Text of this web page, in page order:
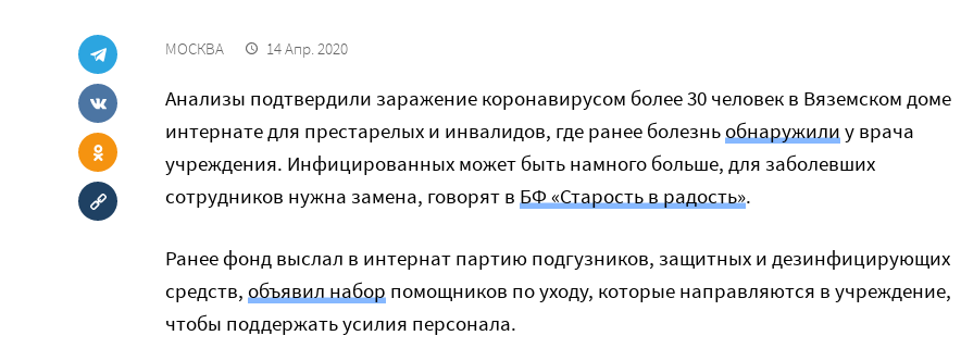
МОСКВА 14 Апр. 2020
Анализы подтвердили заражение коронавирусом более 30 человек в Вяземском доме
интернате для престарелых и инвалидов, где ранее болезньобнаружилиу врача
учреждения. Инфицированных может быть намного больше, для заболевших
сотрудников нужна замена, говорят в БФ «Старость в радость».
Ранее фонд выслал в интернат партию подгузников, защитных и дезинфицирующих
средств, объявил набор помощников по уходу, которые направляются в учреждение,
чтобы поддержать усилия персонала.